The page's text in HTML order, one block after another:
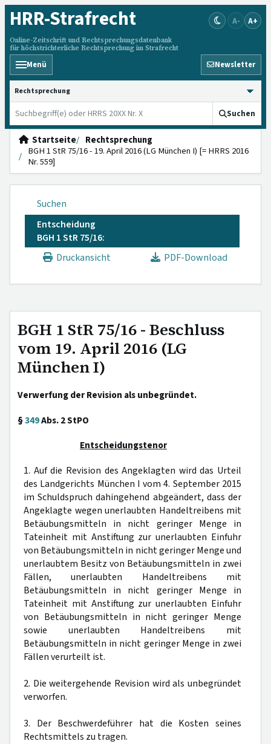
HRR-Strafrecht
Online-Zeitschrift und Rechtsprechungsdatenbank
für höchstrichterliche Rechtsprechung im Strafrecht
A- A+
Menü Newsletter
HRRS durchsuchen
Suchen
Startseite
Rechtsprechung
BGH 1 StR 75/16 - 19. April 2016 (LG München I) [= HRRS 2016
Nr. 559]
Suchen
Entscheidung
BGH 1 StR 75/16:
Druckansicht
PDF-Download
BGH 1 StR 75/16 - Beschluss
vom 19. April 2016 (LG
München I)
Verwerfung der Revision als unbegründet.
§349Abs. 2 StPO
Entscheidungstenor
1. Auf die Revision des Angeklagten wird das Urteil
des Landgerichts München I vom 4. September 2015
im Schuldspruch dahingehend abgeändert, dass der
Angeklagte wegen unerlaubten Handeltreibens mit
Betäubungsmitteln in nicht geringer Menge in
Tateinheit mit Anstiftung zur unerlaubten Einfuhr
von Betäubungsmitteln in nicht geringer Menge und
unerlaubtem Besitz von Betäubungsmitteln in zwei
Fällen, unerlaubten Handeltreibens mit
Betäubungsmitteln in nicht geringer Menge in
Tateinheit mit Anstiftung zur unerlaubten Einfuhr
von Betäubungsmitteln in nicht geringer Menge
sowie unerlaubten Handeltreibens mit
Betäubungsmitteln in nicht geringer Menge in zwei
Fällen verurteilt ist.
2. Die weitergehende Revision wird als unbegründet
verworfen.
3. Der Beschwerdeführer hat die Kosten seines
Rechtsmittels zu tragen.